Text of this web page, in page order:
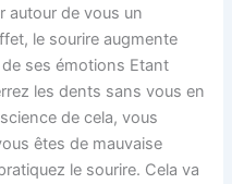
autour de vous un
le sourire augmente
ses émotions Etant
les dents sans vous en
de cela, vous
êtes de mauvaise
le sourire. Cela va